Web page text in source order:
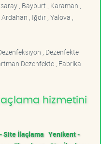
, Bayburt , Karaman ,
, Iğdır , Yalova ,
, Dezenfekte
Dezenfekte , Fabrika
hizmetini
Site İlaçlama Yenikent -